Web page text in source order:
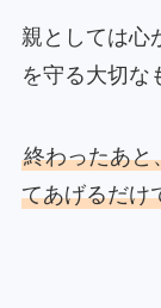
親としては心
を守る大切な
終わったあと
てあげるだけ